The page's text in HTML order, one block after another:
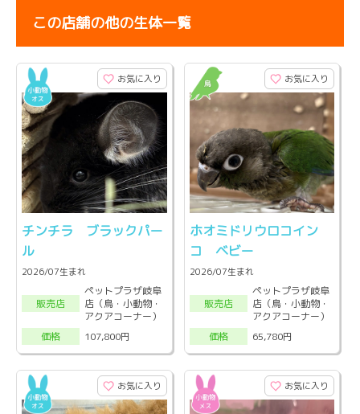
この店舗の他の生体一覧
お気に入り
チンチラ ブラックパー
ル
2026/07生まれ
販売店
ペットプラザ岐阜
店（鳥・小動物・
アクアコーナー）
価格
107,800円
お気に入り
ホオミドリウロコイン
コ ベビー
2026/07生まれ
販売店
ペットプラザ岐阜
店（鳥・小動物・
アクアコーナー）
価格
65,780円
お気に入り お気に入り